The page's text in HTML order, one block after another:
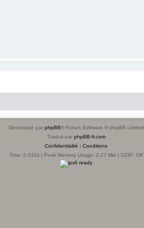
Développé par phpBB® Forum Software © phpBB Limited
Traduit par phpBB-fr.com
Confidentialité | Conditions
Time: 0.031s | Peak Memory Usage: 2.27 Mio | GZIP: Off